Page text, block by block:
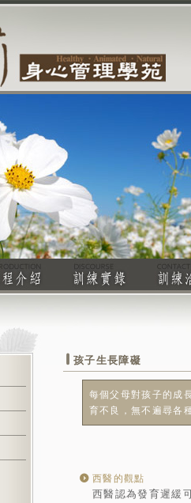
孩子生長障礙
每個父母對孩子的成
育不良，無不遍尋各
西醫的觀點
西醫認為發育遲緩